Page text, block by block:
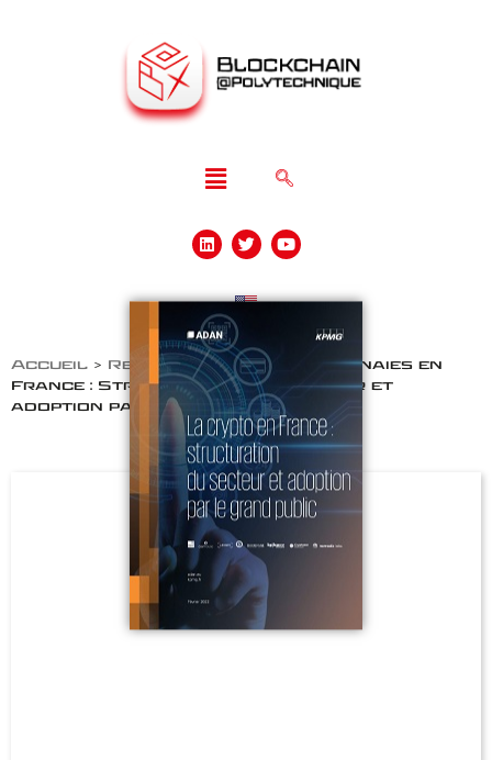
Accueil > Revues>Les crypto-monnaies en
France : Structuration du secteur et
adoption par le grand public